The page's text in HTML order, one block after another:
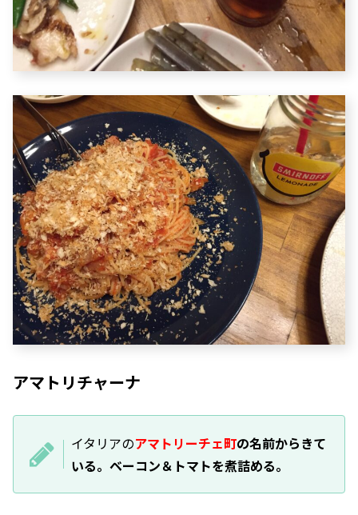
アマトリチャーナ
イタリアのアマトリーチェ町の名前からきて
いる。ベーコン＆トマトを煮詰める。